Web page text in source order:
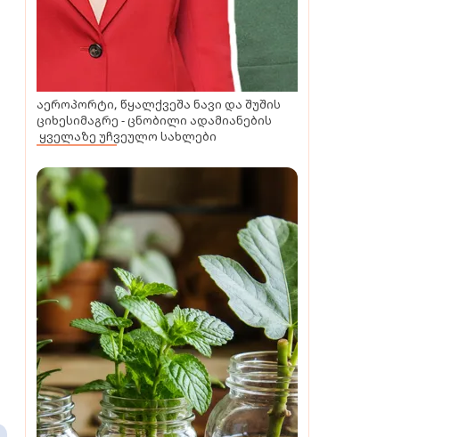
აეროპორტი, წყალქვეშა ნავი და შუშის
ციხესიმაგრე - ცნობილი ადამიანების
ყველაზე უჩვეულო სახლები